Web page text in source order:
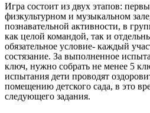
Игра состоит из двух этапов:
физкультурном и музыкальном
познавательной активности, в
как целой командой, так и
обязательное условие- каждый
состязание. За выполненное
ключ, нужно собрать не менее 5
испытания дети проводят
помещению детского сада, в это
следующего задания.